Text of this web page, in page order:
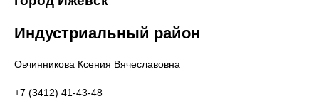
Индустриальный район
Овчинникова Ксения Вячеславовна
+7 (3412) 41-43-48